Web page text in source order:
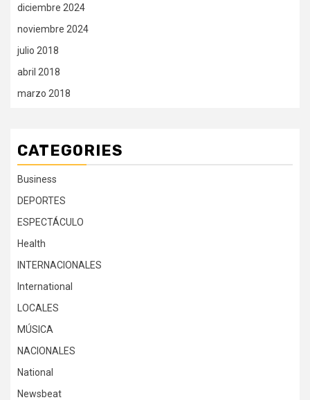
diciembre 2024
noviembre 2024
julio 2018
abril 2018
marzo 2018
CATEGORIES
Business
DEPORTES
ESPECTÁCULO
Health
INTERNACIONALES
International
LOCALES
MÚSICA
NACIONALES
National
Newsbeat